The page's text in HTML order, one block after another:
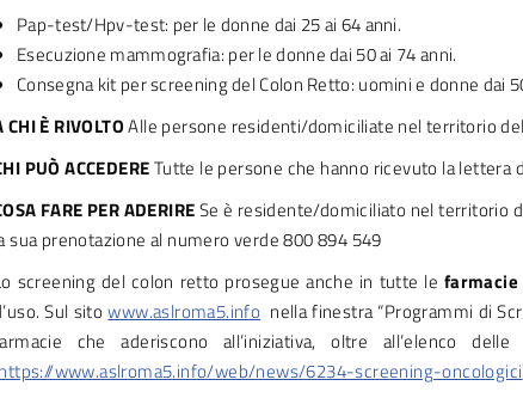
Pap-test/Hpv-test: per le donne dai 25 ai 64 anni.
Esecuzione mammografia: per le donne dai 50 ai 74 anni.
Consegna kit per screening del Colon Retto: uomini e donne dai
CHI È RIVOLTOAlle persone residenti/domiciliate nel territorio
PUÒ ACCEDERETutte le persone che hanno ricevuto la lettera
FARE PER ADERIRESe è residente/domiciliato nel territorio
sua prenotazione al numero verde 800 894 549
screening del colon retto prosegue anche in tutte le farmacie
Sul sitowww.aslroma5.info nella finestra “Programmi di
che aderiscono all’iniziativa, oltre all’elenco
www.aslroma5.info/web/news/6234-screening-oncologici